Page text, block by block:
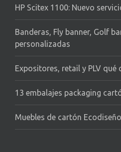
HP Scitex 1100: Nuevo
Banderas, Fly banner, Golf
personalizadas
Expositores, retail y PLV qué
13 embalajes packaging
Muebles de cartón